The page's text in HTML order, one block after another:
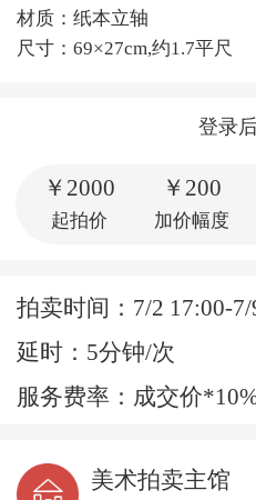
材质：纸本立轴
尺寸：69×27cm,约1.7平尺
登录
￥2000
起拍价
￥200
加价幅度
拍卖时间：7/2 17:00-7/
延时：5分钟/次
服务费率：成交价
美术拍卖主馆